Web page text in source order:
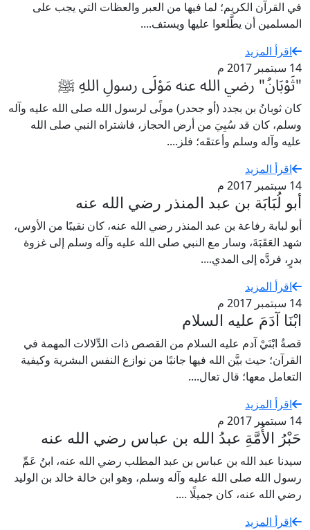
في القرآن الكريم؛ لما فيها من العبر والعظات التي يجب على
المسلمين أن يطَّلعوا عليها ويستف....
اقرأ المزيد
14 سبتمبر 2017 م
"ثَوْبَانُ" رضي الله عنه مَوْلَى رسولِ اللهِ ﷺ
كان ثوبانُ بن بجدد (أو جحدر) مولًى لرسول الله صلى الله عليه وآله
وسلم، كان قد سُبِيَ من أرض الحجاز، فاشتراه النبي صلى الله
عليه وآله وسلم وأعتقَه؛ فلز....
اقرأ المزيد
14 سبتمبر 2017 م
أبو لُبَابَة بن عبد المنذر رضي الله عنه
أبو لبابة رفاعة بن عبد المنذر رضي الله عنه، كان نقيبًا من الأوس،
شهد العَقَبَةَ، وسار مع النبي صلى الله عليه وآله وسلم إلى غزوة
بدرٍ، فردَّه إلى المدي....
اقرأ المزيد
14 سبتمبر 2017 م
ابْنَا آدَمَ عليه السلام
قصةُ ابْنَيْ آدم عليه السلام من القصص ذات الدِّلالات المهمة في
القرآن؛ حيث بيَّن الله فيها جانبًا من نوازع النفس البشرية وكيفية
التعامل معها؛ قال تعال....
اقرأ المزيد
14 سبتمبر 2017 م
حَبْرُ الأُمَّةِ عبدُ الله بن عباس رضي الله عنه
سيدنا عبد الله بن عباس بن عبد المطلب رضي الله عنه، ابنُ عَمِّ
رسول الله صلى الله عليه وآله وسلم، وهو ابن خالة خالد بن الوليد
رضي الله عنه، كان جميلًا ....
اقرأ المزيد